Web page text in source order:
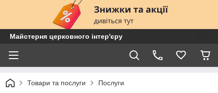
Майстерня церковного інтер'єру
Товари та послуги Послуги